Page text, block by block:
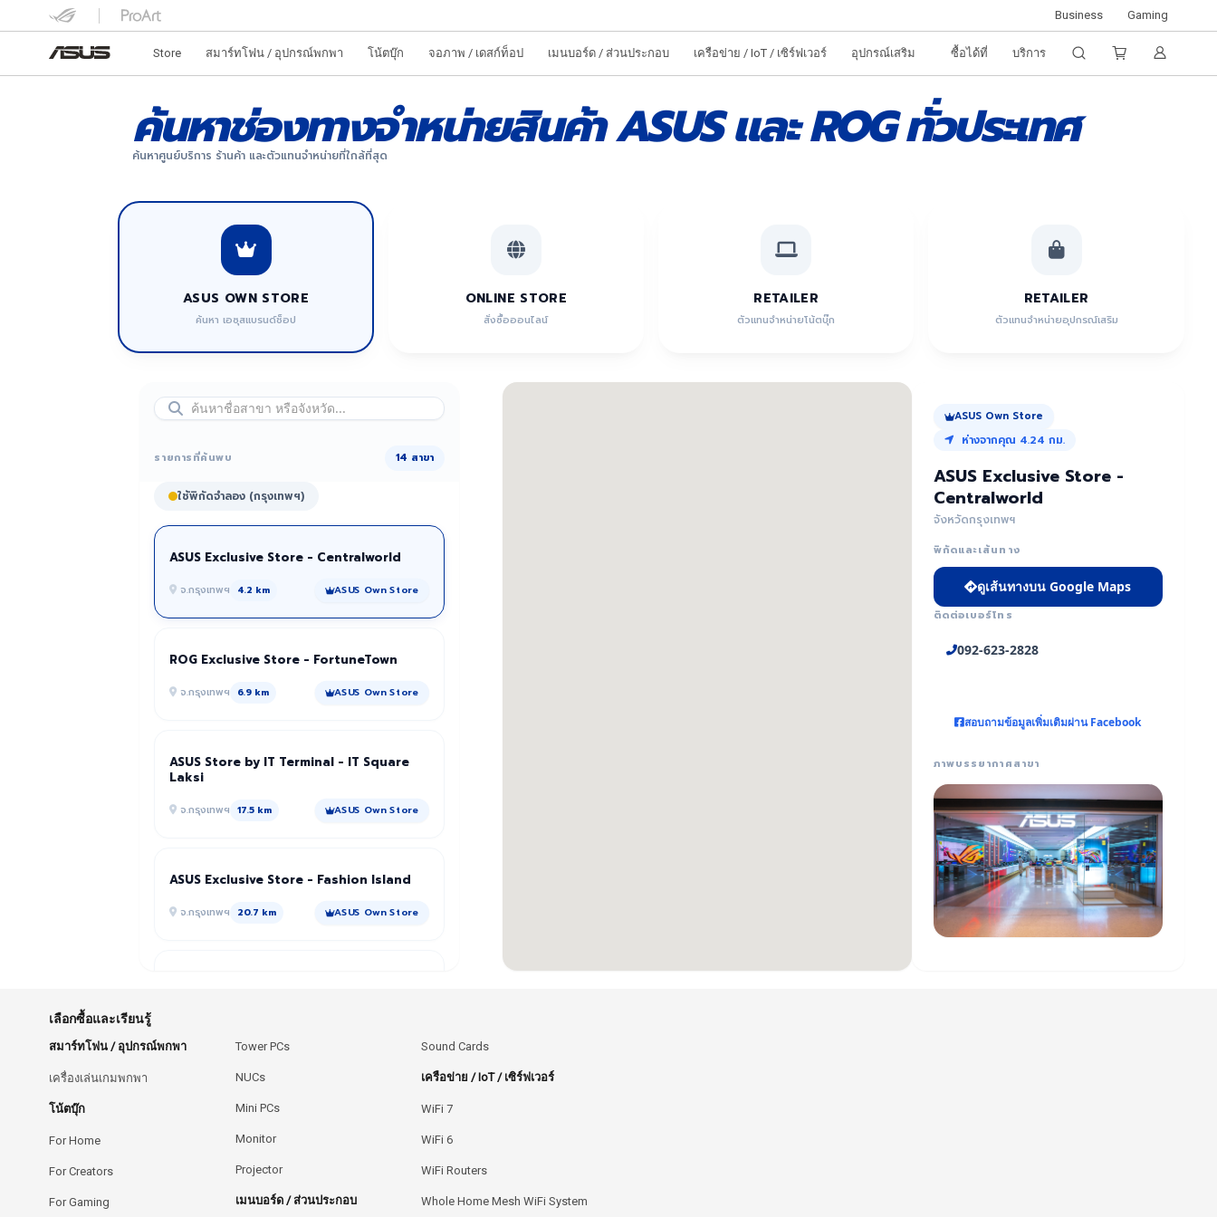
Business Gaming
Store สมาร์ทโฟน / อุปกรณ์พกพา โน้ตบุ๊ก จอภาพ / เดสก์ท็อป เมนบอร์ด / ส่วนประกอบ เครือข่าย / IoT / เซิร์ฟเวอร์ อุปกรณ์เสริม ซื้อได้ที่ บริการ
ค้นหาช่องทางจำหน่ายสินค้า ASUS และ ROG ทั่วประเทศ
ค้นหาศูนย์บริการ ร้านค้า และตัวแทนจำหน่ายที่ใกล้ที่สุด
ASUS OWN STORE
ค้นหา เอซุสแบรนด์ช็อป
ONLINE STORE
สั่งซื้อออนไลน์
RETAILER
ตัวแทนจำหน่ายโน้ตบุ๊ก
RETAILER
ตัวแทนจำหน่ายอุปกรณ์เสริม
รายการที่ค้นพบ 14 สาขา
ใช้พิกัดจำลอง (กรุงเทพฯ)
ASUS Exclusive Store - Centralworld
จ.กรุงเทพฯ 4.2 km ASUS Own Store
ROG Exclusive Store - FortuneTown
จ.กรุงเทพฯ 6.9 km ASUS Own Store
ASUS Store by IT Terminal - IT Square
Laksi
จ.กรุงเทพฯ 17.5 km ASUS Own Store
ASUS Exclusive Store - Fashion Island
จ.กรุงเทพฯ 20.7 km ASUS Own Store
ASUS Store by Vtec - Robinson
Kanchanaburi
ASUS Own Store
ห่างจากคุณ 4.24 กม.
ASUS Exclusive Store -
Centralworld
จังหวัดกรุงเทพฯ
พิกัดและเส้นทาง
ดูเส้นทางบน Google Maps
ติดต่อเบอร์โทร
092-623-2828
สอบถามข้อมูลเพิ่มเติมผ่าน Facebook
ภาพบรรยากาศสาขา
เลือกซื้อและเรียนรู้
สมาร์ทโฟน / อุปกรณ์พกพา
เครื่องเล่นเกมพกพา
โน้ตบุ๊ก
For Home
For Creators
For Gaming
Tower PCs
NUCs
Mini PCs
Monitor
Projector
เมนบอร์ด / ส่วนประกอบ
Sound Cards
เครือข่าย / IoT / เซิร์ฟเวอร์
WiFi 7
WiFi 6
WiFi Routers
Whole Home Mesh WiFi System